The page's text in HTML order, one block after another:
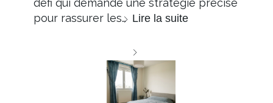
défi qui demande une stratégie précise
pour rassurer les… Lire la suite